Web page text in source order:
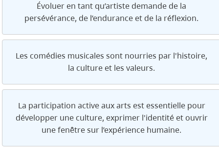
Évoluer en tant qu’artiste demande de la
persévérance, de l’endurance et de la réflexion.
Les comédies musicales sont nourries par l'histoire,
la culture et les valeurs.
La participation active aux arts est essentielle pour
développer une culture, exprimer l'identité et ouvrir
une fenêtre sur l’expérience humaine.